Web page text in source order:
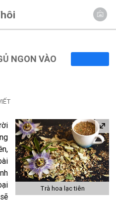
NGON VÀO
Trà hoa lạc tiên